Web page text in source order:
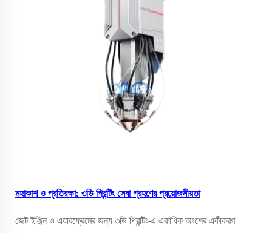
মহাকাশ ও প্রতিরক্ষা: ৩ডি প্রিন্টিং সেবা গ্রহণের প্রয়োজনীয়তা
জেট ইঞ্জিন ও এয়ারফ্রেমের জন্য ৩ডি প্রিন্টিং-এ একাধিক অংশের একীকরণ